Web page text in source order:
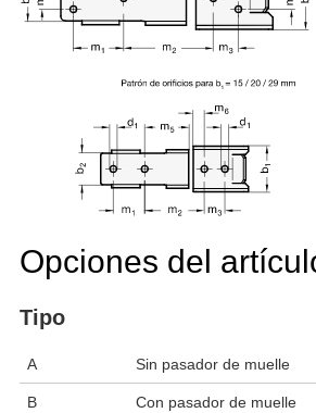
Opciones del
Tipo
A Sin pasador de muelle
B Con pasador de muelle